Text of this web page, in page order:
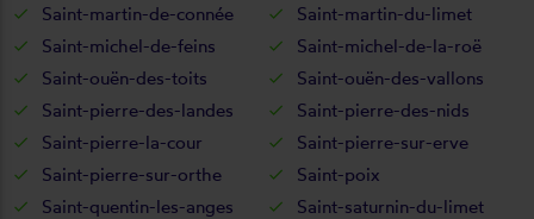
Saint-martin-de-connée
Saint-martin-du-limet
Saint-michel-de-feins
Saint-michel-de-la-roë
Saint-ouën-des-toits
Saint-ouën-des-vallons
Saint-pierre-des-landes
Saint-pierre-des-nids
Saint-pierre-la-cour
Saint-pierre-sur-erve
Saint-pierre-sur-orthe
Saint-poix
Saint-quentin-les-anges
Saint-saturnin-du-limet